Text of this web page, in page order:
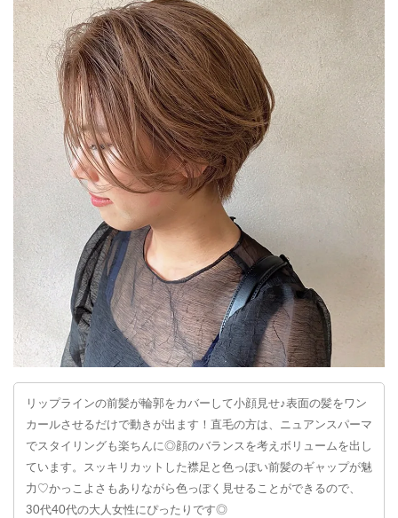
リップラインの前髪が輪郭をカバーして小顔見せ♪表面の髪をワン
カールさせるだけで動きが出ます！直毛の方は、ニュアンスパーマ
でスタイリングも楽ちんに◎顔のバランスを考えボリュームを出し
ています。スッキリカットした襟足と色っぽい前髪のギャップが魅
力♡かっこよさもありながら色っぽく見せることができるので、
30代40代の大人女性にぴったりです◎